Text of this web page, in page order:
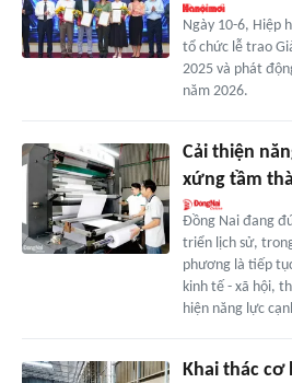
Ngày 10-6, Hiệp
tổ chức lễ trao
2025 và phát
năm 2026.
Cải thiện
xứng tầm
Đồng Nai đang
triển lịch sử,
phương là tiếp
kinh tế - xã hội,
hiện năng lực
Khai thác cơ